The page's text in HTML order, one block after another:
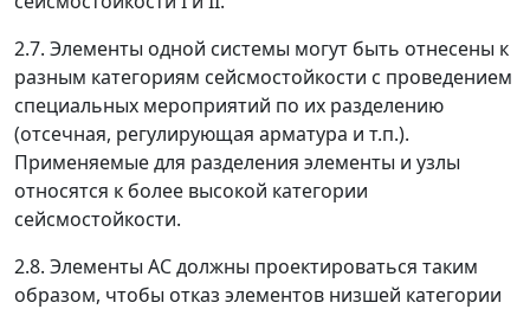
2.7. Элементы одной системы могут быть отнесены к
разным категориям сейсмостойкости с проведением
специальных мероприятий по их разделению
(отсечная, регулирующая арматура и т.п.).
Применяемые для разделения элементы и узлы
относятся к более высокой категории
сейсмостойкости.
2.8. Элементы АС должны проектироваться таким
образом, чтобы отказ элементов низшей категории